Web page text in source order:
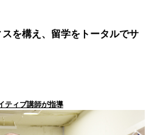
を構え、留学をトータルでサ
ティブ講師が指導